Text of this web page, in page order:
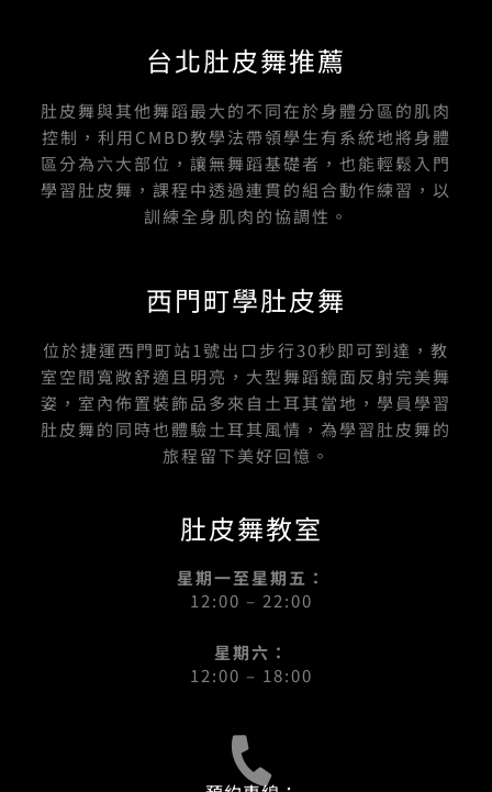
台北肚皮舞推薦
肚皮舞與其他舞蹈最大的不同在於身體分區的肌肉
控制，利用CMBD教學法帶領學生有系統地將身體
區分為六大部位，讓無舞蹈基礎者，也能輕鬆入門
學習肚皮舞，課程中透過連貫的組合動作練習，以
訓練全身肌肉的協調性。
西門町學肚皮舞
位於捷運西門町站1號出口步行30秒即可到達，教
室空間寬敞舒適且明亮，大型舞蹈鏡面反射完美舞
姿，室內佈置裝飾品多來自土耳其當地，學員學習
肚皮舞的同時也體驗土耳其風情，為學習肚皮舞的
旅程留下美好回憶。
肚皮舞教室
星期一至星期五：
12:00 – 22:00
星期六：
12:00 – 18:00